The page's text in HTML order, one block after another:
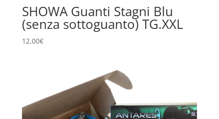
SHOWA Guanti Stagni Blu
(senza sottoguanto) TG.XXL
12,00€